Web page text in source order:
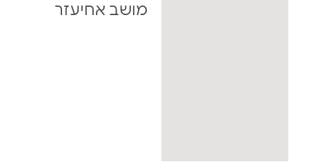
מושב אחיעזר